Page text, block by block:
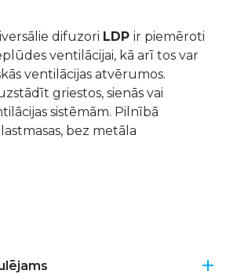
difuzori LDP ir piemēroti
ventilācijai, kā arī tos var
ventilācijas atvērumos.
griestos, sienās vai
sistēmām. Pilnībā
bez metāla